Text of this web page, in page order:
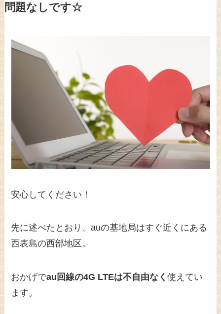
問題なしです☆
安心してください！
先に述べたとおり、auの基地局はすぐ近くにある
西表島の西部地区。
おかげでau回線の4G LTEは不自由なく使えてい
ます。